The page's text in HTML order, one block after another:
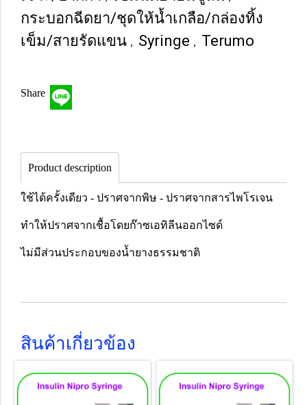
กระบอกฉีดยา/ชุดให้น้ำเกลือ/กล่องทิ้ง
เข็ม/สายรัดแขน , Syringe , Terumo
Share
Product description
ใช้ได้ครั้งเดียว - ปราศจากพิษ - ปราศจากสารไพโรเจน
ทำให้ปราศจากเชื้อโดยก๊าซเอทิลีนออกไซด์
ไม่มีส่วนประกอบของน้ำยางธรรมชาติ
สินค้าเกี่ยวข้อง